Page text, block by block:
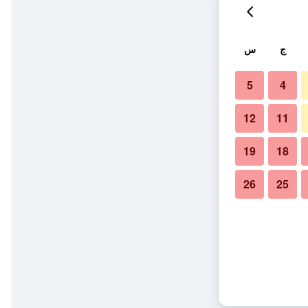
ج س
4
5
11
12
18
19
25
26